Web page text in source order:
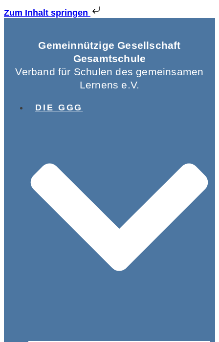
Zum Inhalt springen
Gemeinnützige Gesellschaft
Gesamtschule
Verband für Schulen des gemeinsamen
Lernens e.V.
DIE GGG